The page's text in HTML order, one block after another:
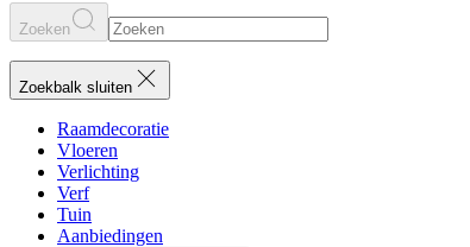
Zoeken
Zoekbalk sluiten
Raamdecoratie
Vloeren
Verlichting
Verf
Tuin
Aanbiedingen